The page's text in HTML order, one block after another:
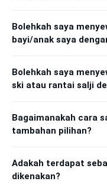
Bolehkah saya
bayi/anak saya
Bolehkah saya
ski atau rantai salji
Bagaimanakah cara
tambahan pilihan?
Adakah terdapat
dikenakan?